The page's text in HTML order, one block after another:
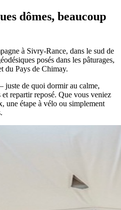
dômes, beaucoup
à Sivry-Rance, dans le sud de
posés dans les pâturages,
du Pays de Chimay.
juste de quoi dormir au calme,
repartir reposé. Que vous veniez
une étape à vélo ou simplement